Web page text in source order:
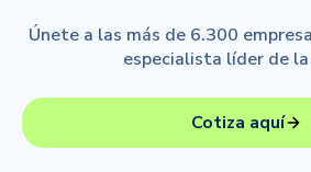
Únete a las más de 6.300
especialista líder de
Cotiza aquí